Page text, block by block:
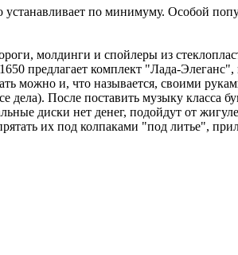
по минимуму. Особой
молдинги и спойлеры из
предлагает комплект "Лада-
можно и, что называется, своими
После поставить музыку класса
диски нет денег, подойдут от
их под колпаками "под литье",